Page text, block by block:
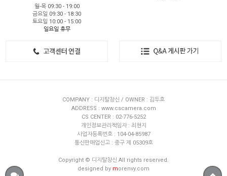
월-목 09:30 - 19:00
금요일 09:30 - 18:30
토요일 10:00 - 15:00
일요일 휴무
COMPANY : 디지탈창신 / OWNER : 김두호
ADDRESS : www.cscamera.com
CS CENTER : 02-776-5252
개인정보관리책임자 : 최현지
사업자등록번호 : 104-04-85987
통신판매업신고 : 중구 제 05309호
Copyright © 디지탈창신 All rights reserved.
designed by morenvy.com